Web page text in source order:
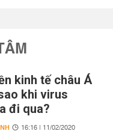
kinh tế châu Á
khi virus
đi qua?
16:16 | 11/02/2020